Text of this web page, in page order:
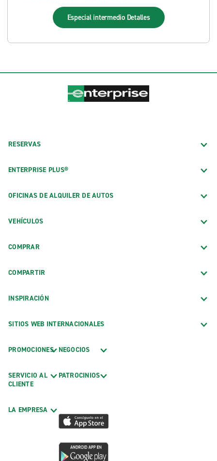
Especial intermedio Detalles
RESERVAS
ENTERPRISE PLUS®
OFICINAS DE ALQUILER DE AUTOS
VEHÍCULOS
COMPRAR
COMPARTIR
INSPIRACIÓN
SITIOS WEB INTERNACIONALES
PROMOCIONES
SERVICIO AL
CLIENTE
LA EMPRESA
NEGOCIOS
PATROCINIOS